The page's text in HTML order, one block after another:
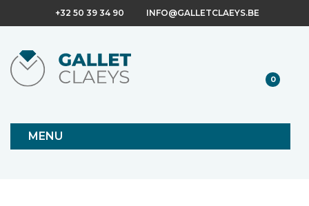
+32 50 39 34 90 INFO@GALLETCLAEYS.BE
0
MENU